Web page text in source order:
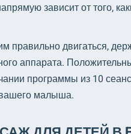
зависит от того,
правильно двигаться,
аппарата.
программы из 10
малыша.